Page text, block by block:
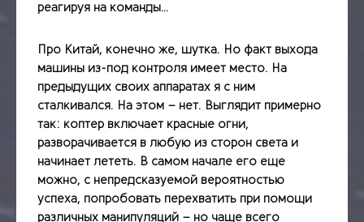
реагируя на команды…
Про Китай, конечно же, шутка. Но факт выхода
машины из-под контроля имеет место. На
предыдущих своих аппаратах я с ним
сталкивался. На этом – нет. Выглядит примерно
так: коптер включает красные огни,
разворачивается в любую из сторон света и
начинает лететь. В самом начале его еще
можно, с непредсказуемой вероятностью
успеха, попробовать перехватить при помощи
различных манипуляций – но чаще всего